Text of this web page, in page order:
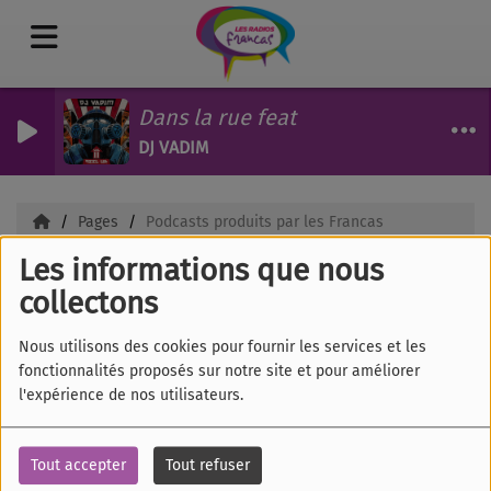
Les informations que nous
collectons
Nous utilisons des cookies pour fournir les services et les
fonctionnalités proposés sur notre site et pour améliorer
l'expérience de nos utilisateurs.
Tout accepter Tout refuser
Dans la rue feat
DJ VADIM
Pages Podcasts produits par les Francas
Podcasts produits par
les Francas
Six associations départementales des Francas sont